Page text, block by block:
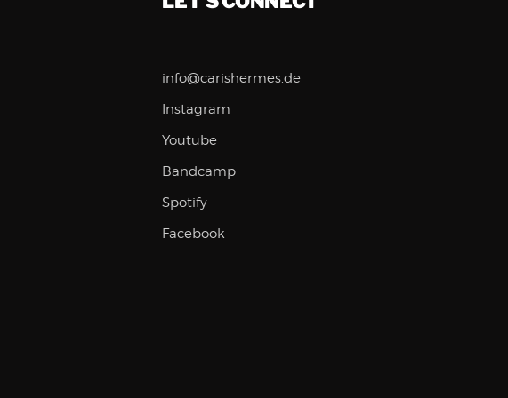
info@carishermes.de
Instagram
Youtube
Bandcamp
Spotify
Facebook